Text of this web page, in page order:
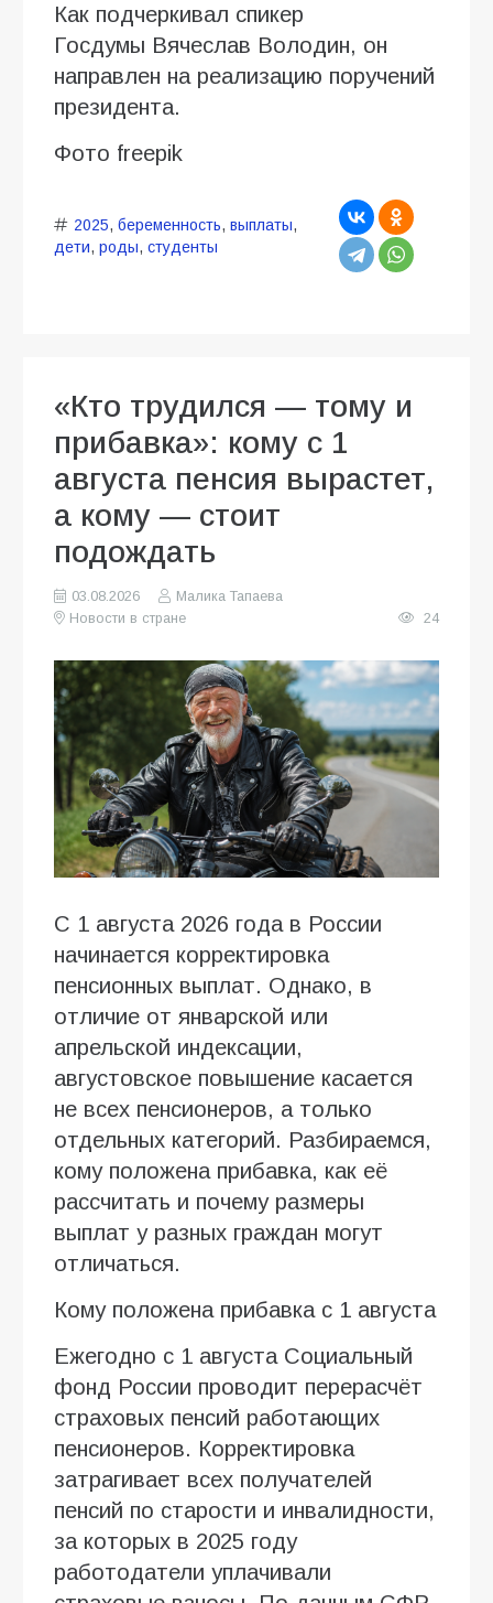
Как подчеркивал спикер
Госдумы Вячеслав Володин, он
направлен на реализацию поручений
президента.
Фото freepik
2025, беременность, выплаты,
дети, роды, студенты
«Кто трудился — тому и
прибавка»: кому с 1
августа пенсия вырастет,
а кому — стоит
подождать
03.08.2026
Малика Тапаева
Новости в стране
24
С 1 августа 2026 года в России
начинается корректировка
пенсионных выплат. Однако, в
отличие от январской или
апрельской индексации,
августовское повышение касается
не всех пенсионеров, а только
отдельных категорий. Разбираемся,
кому положена прибавка, как её
рассчитать и почему размеры
выплат у разных граждан могут
отличаться.
Кому положена прибавка с 1 августа
Ежегодно с 1 августа Социальный
фонд России проводит перерасчёт
страховых пенсий работающих
пенсионеров. Корректировка
затрагивает всех получателей
пенсий по старости и инвалидности,
за которых в 2025 году
работодатели уплачивали